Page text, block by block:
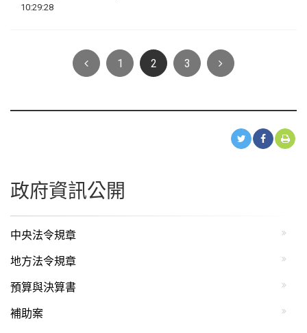
10:29:28
Previous
1 2 3 Next
政府資訊公開
中央法令規章
地方法令規章
預算與決算書
補助案